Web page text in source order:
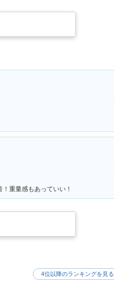
重量感もあっていい！
4位以降のランキングを見る